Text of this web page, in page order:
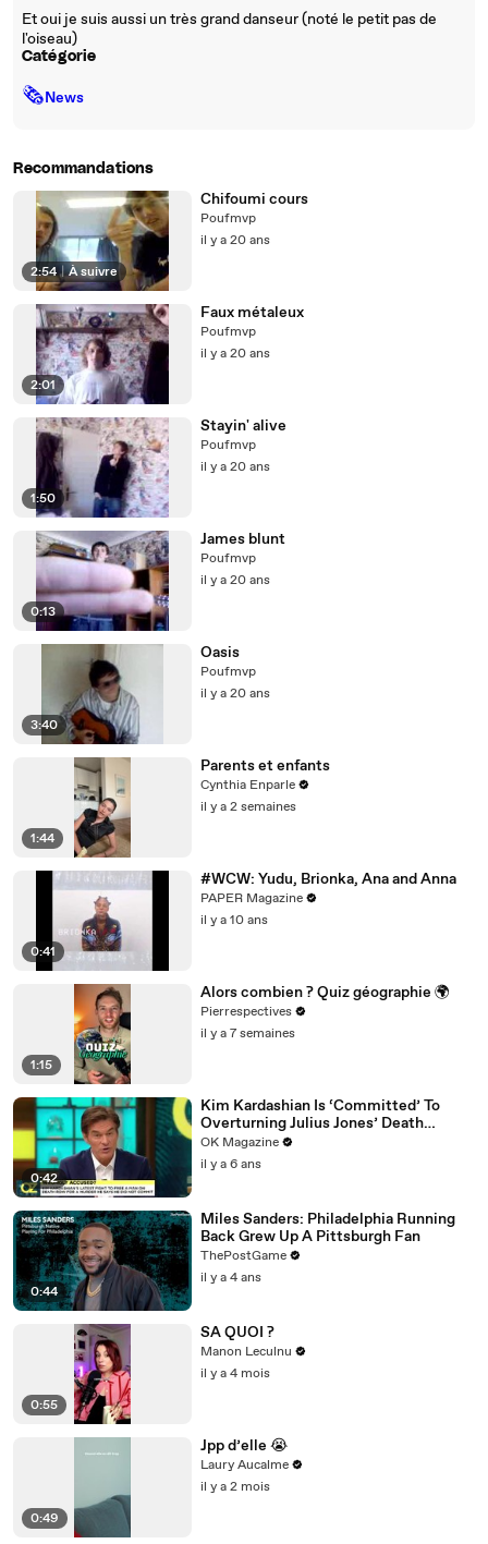
Et oui je suis aussi un très grand danseur (noté le petit pas de
l'oiseau)
Catégorie
🗞News
Recommandations
2:54 | À suivre
Chifoumi cours
Poufmvp
il y a 20 ans
2:01
Faux métaleux
Poufmvp
il y a 20 ans
1:50
Stayin' alive
Poufmvp
il y a 20 ans
0:13
James blunt
Poufmvp
il y a 20 ans
3:40
Oasis
Poufmvp
il y a 20 ans
1:44
Parents et enfants
Cynthia Enparle
il y a 2 semaines
0:41
#WCW: Yudu, Brionka, Ana and Anna
PAPER Magazine
il y a 10 ans
1:15
Alors combien ? Quiz géographie 🌍
Pierrespectives
il y a 7 semaines
0:42
Kim Kardashian Is ‘Committed’ To
Overturning Julius Jones’ Death
Sentence: Watch
OK Magazine
il y a 6 ans
0:44
Miles Sanders: Philadelphia Running
Back Grew Up A Pittsburgh Fan
ThePostGame
il y a 4 ans
0:55
SA QUOI ?
Manon Leculnu
il y a 4 mois
0:49
Jpp d’elle 😭
Laury Aucalme
il y a 2 mois